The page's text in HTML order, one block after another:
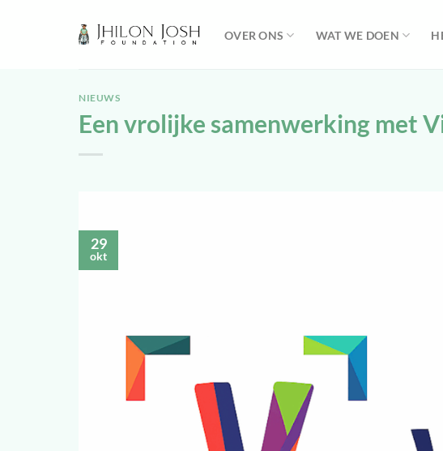
OVER ONS WAT WE DOEN
NIEUWS
Een vrolijke samenwerking met
29
okt